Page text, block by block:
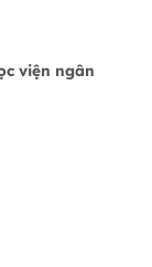
viện ngân